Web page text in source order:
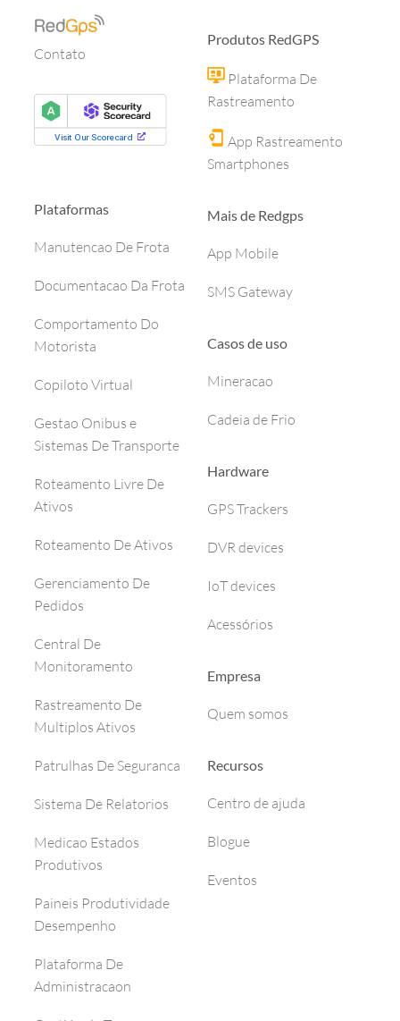
Contato
Plataformas
Manutencao De Frota
Documentacao Da Frota
Comportamento Do
Motorista
Copiloto Virtual
Gestao Onibus e
Sistemas De Transporte
Roteamento Livre De
Ativos
Roteamento De Ativos
Gerenciamento De
Pedidos
Central De
Monitoramento
Rastreamento De
Multiplos Ativos
Patrulhas De Seguranca
Sistema De Relatorios
Medicao Estados
Produtivos
Paineis Produtividade
Desempenho
Plataforma De
Administracaon
Produtos RedGPS
Plataforma De
Rastreamento
App Rastreamento
Smartphones
Mais de Redgps
App Mobile
SMS Gateway
Casos de uso
Mineracao
Cadeia de Frio
Hardware
GPS Trackers
DVR devices
IoT devices
Acessórios
Empresa
Quem somos
Recursos
Centro de ajuda
Blogue
Eventos